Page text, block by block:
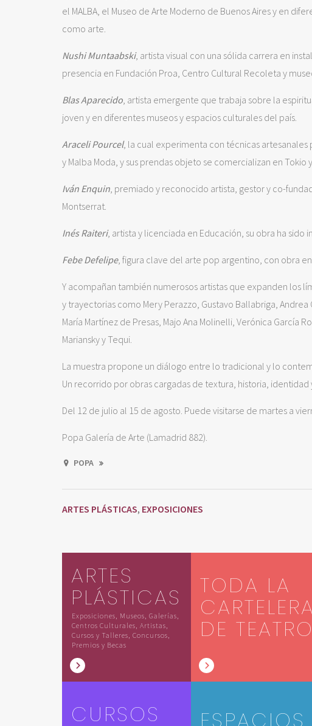
el MALBA, el Museo de Arte Moderno de Buenos Aires y en
como arte.
Nushi Muntaabski, artista visual con una sólida carrera en
presencia en Fundación Proa, Centro Cultural Recoleta y
Blas Aparecido, artista emergente que trabaja sobre la
joven y en diferentes museos y espacios culturales del país.
Araceli Pourcel, la cual experimenta con técnicas artesanales
y Malba Moda, y sus prendas objeto se comercializan en Tokio
Iván Enquin, premiado y reconocido artista, gestor y co-
Montserrat.
Inés Raiteri, artista y licenciada en Educación, su obra ha
Febe Defelipe, figura clave del arte pop argentino, con obra
Y acompañan también numerosos artistas que expanden los
y trayectorias como Mery Perazzo, Gustavo Ballabriga,
María Martínez de Presas, Majo Ana Molinelli, Verónica García
Mariansky y Tequi.
La muestra propone un diálogo entre lo tradicional y lo
Un recorrido por obras cargadas de textura, historia, identidad
Del 12 de julio al 15 de agosto. Puede visitarse de martes a
Popa Galería de Arte (Lamadrid 882).
POPA
ARTES PLÁSTICAS, EXPOSICIONES
ARTES
PLÁSTICAS
Exposiciones, Museos, Galerías,
Centros Culturales, Artistas,
Cursos y Talleres, Concursos,
Premios y Becas
TODA LA
CARTELERA
DE TEATRO
CURSOS ESPACIOS